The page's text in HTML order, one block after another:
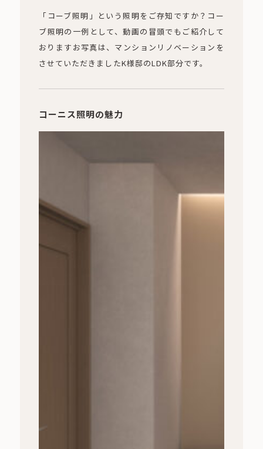
「コーブ照明」という照明をご存知ですか？コー
ブ照明の一例として、動画の冒頭でもご紹介して
おりますお写真は、マンションリノベーションを
させていただきましたK様邸のLDK部分です。
コーニス照明の魅力